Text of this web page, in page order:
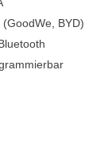
BYD)